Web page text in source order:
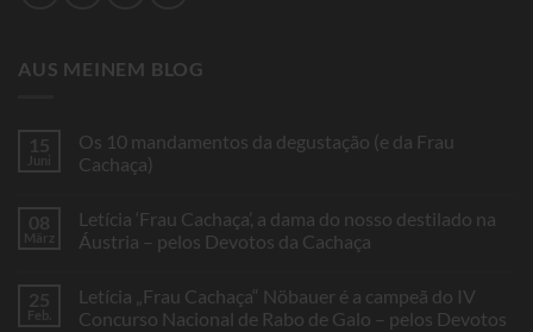
AUS MEINEM BLOG
15
Juni
Os 10 mandamentos da degustação (e da Frau
Cachaça)
Os
10
degustação
(e
da
08
März
Letícia ‘Frau Cachaça’, a dama do nosso destilado na
Áustria – pelos Devotos da Cachaça
Letícia
‘Frau
25
Feb.
Letícia „Frau Cachaça“ Nöbauer é a campeã do IV
Concurso Nacional de Rabo de Galo – pelos Devotos